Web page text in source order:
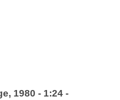
1980 - 1:24 -